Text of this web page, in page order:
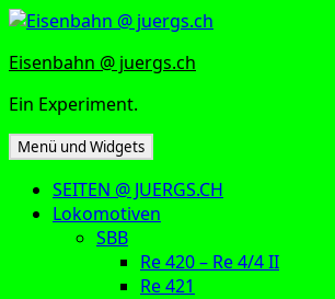
Zum
springen
Eisenbahn @ juergs.ch
Ein Experiment.
Menü und Widgets
SEITEN @ JUERGS.CH
Lokomotiven
SBB
Re 420 – Re 4/4 II
Re 421